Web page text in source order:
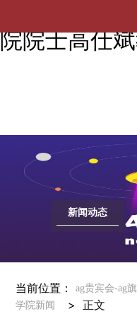
院院士高仕
新闻动态
当前位置： ag贵宾会-ag
学院新闻 > 正文